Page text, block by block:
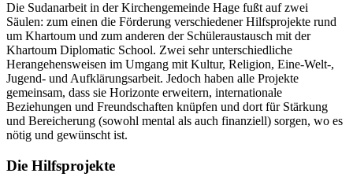
Die Sudanarbeit in der Kirchengemeinde Hage fußt auf zwei
Säulen: zum einen die Förderung verschiedener Hilfsprojekte rund
um Khartoum und zum anderen der Schüleraustausch mit der
Khartoum Diplomatic School. Zwei sehr unterschiedliche
Herangehensweisen im Umgang mit Kultur, Religion, Eine-Welt-,
Jugend- und Aufklärungsarbeit. Jedoch haben alle Projekte
gemeinsam, dass sie Horizonte erweitern, internationale
Beziehungen und Freundschaften knüpfen und dort für Stärkung
und Bereicherung (sowohl mental als auch finanziell) sorgen, wo es
nötig und gewünscht ist.
Die Hilfsprojekte